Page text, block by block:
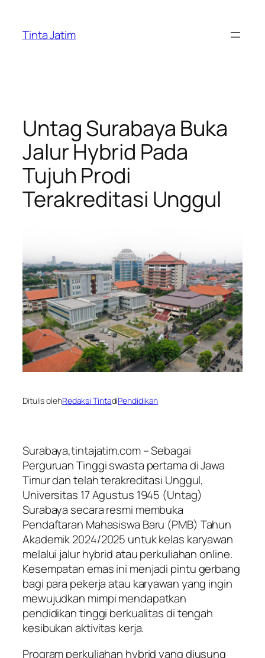
konten
Tinta Jatim
Untag Surabaya Buka
Jalur Hybrid Pada
Tujuh Prodi
Terakreditasi Unggul
Ditulis olehRedaksi TintadiPendidikan
Surabaya,tintajatim.com – Sebagai
Perguruan Tinggi swasta pertama di Jawa
Timur dan telah terakreditasi Unggul,
Universitas 17 Agustus 1945 (Untag)
Surabaya secara resmi membuka
Pendaftaran Mahasiswa Baru (PMB) Tahun
Akademik 2024/2025 untuk kelas karyawan
melalui jalur hybrid atau perkuliahan online.
Kesempatan emas ini menjadi pintu gerbang
bagi para pekerja atau karyawan yang ingin
mewujudkan mimpi mendapatkan
pendidikan tinggi berkualitas di tengah
kesibukan aktivitas kerja.
Program perkuliahan hybrid yang diusung